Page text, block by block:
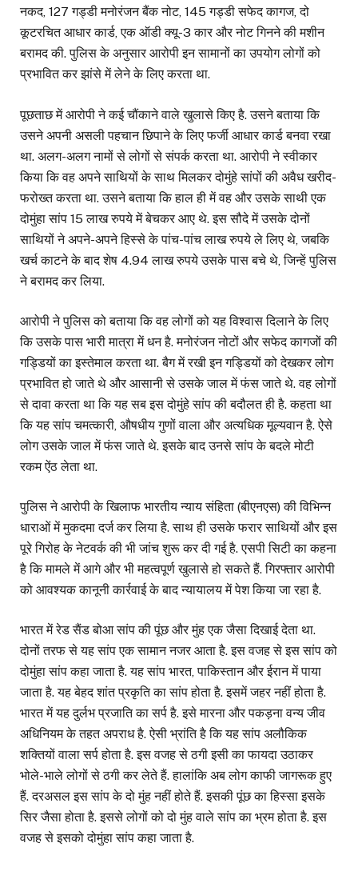
नकद, 127 गड्डी मनोरंजन बैंक नोट, 145 गड्डी सफेद कागज, दो
कूटरचित आधार कार्ड, एक ऑडी क्यू-3 कार और नोट गिनने की मशीन
बरामद की. पुलिस के अनुसार आरोपी इन सामानों का उपयोग लोगों को
प्रभावित कर झांसे में लेने के लिए करता था.
पूछताछ में आरोपी ने कई चौंकाने वाले खुलासे किए है. उसने बताया कि
उसने अपनी असली पहचान छिपाने के लिए फर्जी आधार कार्ड बनवा रखा
था. अलग-अलग नामों से लोगों से संपर्क करता था. आरोपी ने स्वीकार
किया कि वह अपने साथियों के साथ मिलकर दोमुंहे सांपों की अवैध खरीद-
फरोख्त करता था. उसने बताया कि हाल ही में वह और उसके साथी एक
दोमुंहा सांप 15 लाख रुपये में बेचकर आए थे. इस सौदे में उसके दोनों
साथियों ने अपने-अपने हिस्से के पांच-पांच लाख रुपये ले लिए थे, जबकि
खर्च काटने के बाद शेष 4.94 लाख रुपये उसके पास बचे थे, जिन्हें पुलिस
ने बरामद कर लिया.
आरोपी ने पुलिस को बताया कि वह लोगों को यह विश्वास दिलाने के लिए
कि उसके पास भारी मात्रा में धन है. मनोरंजन नोटों और सफेद कागजों की
गड्डियों का इस्तेमाल करता था. बैग में रखी इन गड्डियों को देखकर लोग
प्रभावित हो जाते थे और आसानी से उसके जाल में फंस जाते थे. वह लोगों
से दावा करता था कि यह सब इस दोमुंहे सांप की बदौलत ही है. कहता था
कि यह सांप चमत्कारी, औषधीय गुणों वाला और अत्यधिक मूल्यवान है. ऐसे
लोग उसके जाल में फंस जाते थे. इसके बाद उनसे सांप के बदले मोटी
रकम ऐंठ लेता था.
पुलिस ने आरोपी के खिलाफ भारतीय न्याय संहिता (बीएनएस) की विभिन्न
धाराओं में मुकदमा दर्ज कर लिया है. साथ ही उसके फरार साथियों और इस
पूरे गिरोह के नेटवर्क की भी जांच शुरू कर दी गई है. एसपी सिटी का कहना
है कि मामले में आगे और भी महत्वपूर्ण खुलासे हो सकते हैं. गिरफ्तार आरोपी
को आवश्यक कानूनी कार्रवाई के बाद न्यायालय में पेश किया जा रहा है.
भारत में रेड सैंड बोआ सांप की पूंछ और मुंह एक जैसा दिखाई देता था.
दोनों तरफ से यह सांप एक सामान नजर आता है. इस वजह से इस सांप को
दोमुंहा सांप कहा जाता है. यह सांप भारत, पाकिस्तान और ईरान में पाया
जाता है. यह बेहद शांत प्रकृति का सांप होता है. इसमें जहर नहीं होता है.
भारत में यह दुर्लभ प्रजाति का सर्प है. इसे मारना और पकड़ना वन्य जीव
अधिनियम के तहत अपराध है. ऐसी भ्रांति है कि यह सांप अलौकिक
शक्तियों वाला सर्प होता है. इस वजह से ठगी इसी का फायदा उठाकर
भोले-भाले लोगों से ठगी कर लेते हैं. हालांकि अब लोग काफी जागरूक हुए
हैं. दरअसल इस सांप के दो मुंह नहीं होते हैं. इसकी पूंछ का हिस्सा इसके
सिर जैसा होता है. इससे लोगों को दो मुंह वाले सांप का भ्रम होता है. इस
वजह से इसको दोमुंहा सांप कहा जाता है.